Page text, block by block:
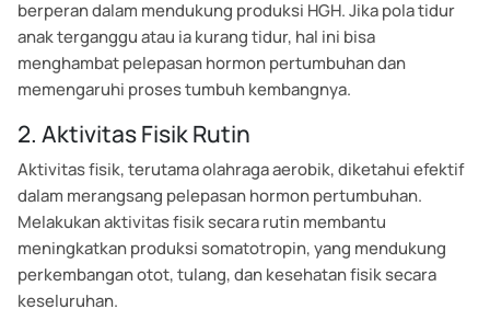
berperan dalam mendukung produksi HGH. Jika pola tidur
anak terganggu atau ia kurang tidur, hal ini bisa
menghambat pelepasan hormon pertumbuhan dan
memengaruhi proses tumbuh kembangnya.
2. Aktivitas Fisik Rutin
Aktivitas fisik, terutama olahraga aerobik, diketahui efektif
dalam merangsang pelepasan hormon pertumbuhan.
Melakukan aktivitas fisik secara rutin membantu
meningkatkan produksi somatotropin, yang mendukung
perkembangan otot, tulang, dan kesehatan fisik secara
keseluruhan.